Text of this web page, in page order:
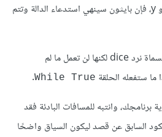
حال أجاب بنعم عبر كتابة Y أو y، فإن بايثون سينهي استدعاء الدالة وتتم
إذًا فقد بنيت دالتك الأولى المسماة نرد dice لكنها لن تعمل ما لم
ستفعله الحلقة While True
.
برنامجك، وانتبه للمسافات البادئة فقد
السابق عن قصد ليكون السياق واضحًا